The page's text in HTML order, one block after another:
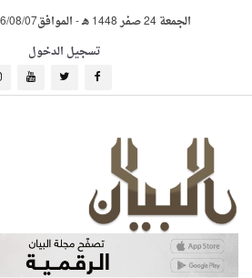
الجمعة 24 صفر 1448 هـ -الموافق2026/08/07م
تسجيل الدخول